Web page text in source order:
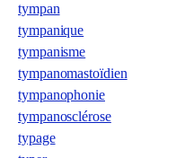
tympan
tympanique
tympanisme
tympanomastoïdien
tympanophonie
tympanosclérose
typage